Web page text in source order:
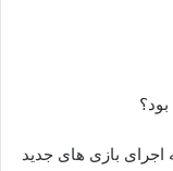
اجرای بازی های جدید